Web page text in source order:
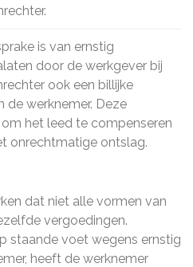
is van ernstig
door de werkgever bij
ook een billijke
de werknemer. Deze
het leed te compenseren
onrechtmatige ontslag.
dat niet alle vormen van
vergoedingen.
staande voet wegens ernstig
heeft de werknemer